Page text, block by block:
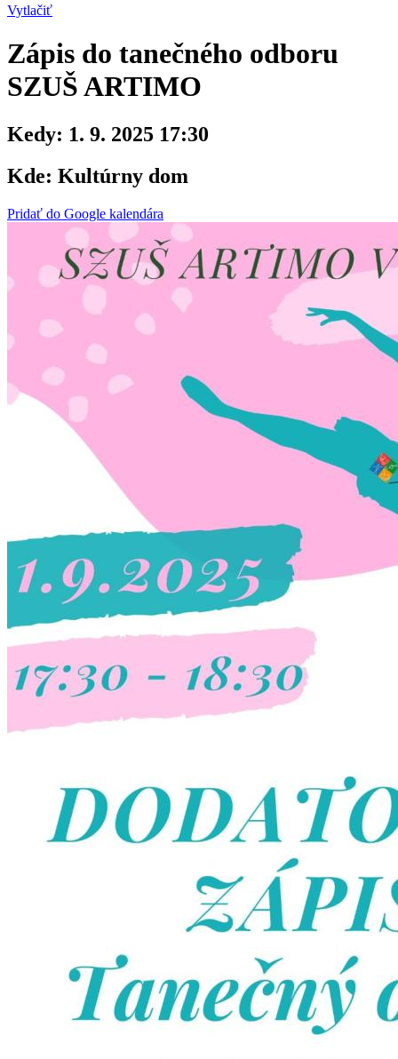
Vytlačiť
Zápis do tanečného odboru
SZUŠ ARTIMO
Kedy: 1. 9. 2025 17:30
Kde: Kultúrny dom
Pridať do Google kalendára